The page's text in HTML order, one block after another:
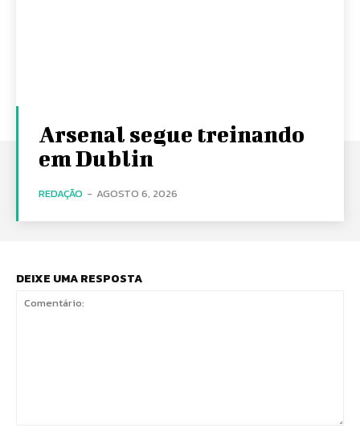
Arsenal segue treinando
em Dublin
REDAÇÃO - AGOSTO 6, 2026
DEIXE UMA RESPOSTA